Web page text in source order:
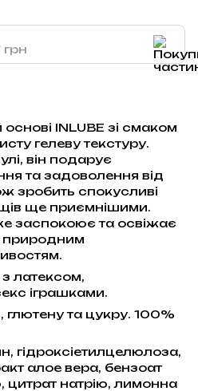
грн
INLUBE зі смаком
гелеву текстуру.
він подарує
та задоволення від
зробить спокусливі
ще приємнішими.
заспокоює та освіжає
природним
латексом,
іграшками.
глютену та цукру. 100%
гідроксіетилцелюлоза,
алое вера, бензоат
цитрат натрію, лимонна